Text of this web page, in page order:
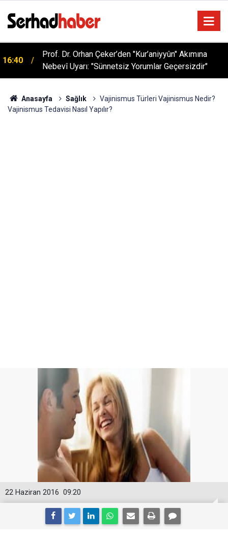
05:57
Sağlıklı Beslenmede Yeni Trend: Düşük Kalorili
Multi-Fiber İçecek Tozu
Anasayfa Sağlık
Vajinismus Türleri Vajinismus Nedir?
Vajinismus Tedavisi Nasıl Yapılır?
09:20
22 Haziran 2016